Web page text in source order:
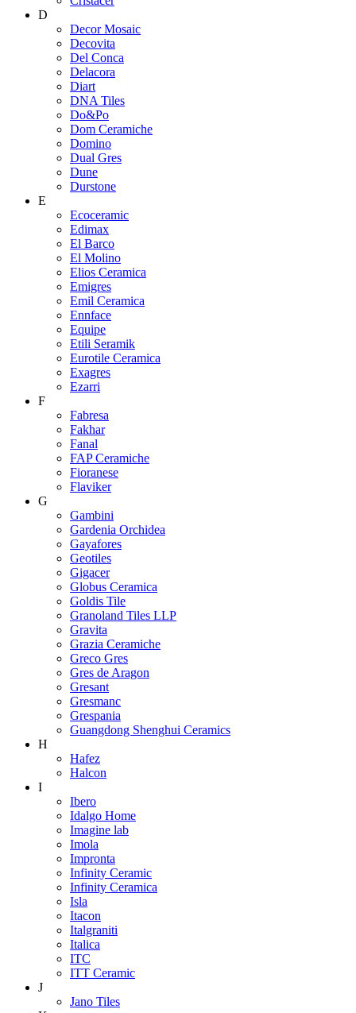
D
Decor Mosaic
Decovita
Del Conca
Delacora
Diart
DNA Tiles
Do&Po
Dom Ceramiche
Domino
Dual Gres
Dune
Durstone
E
Ecoceramic
Edimax
El Barco
El Molino
Elios Ceramica
Emigres
Emil Ceramica
Ennface
Equipe
Etili Seramik
Eurotile Ceramica
Exagres
Ezarri
F
Fabresa
Fakhar
Fanal
FAP Ceramiche
Fioranese
Flaviker
G
Gambini
Gardenia Orchidea
Gayafores
Geotiles
Gigacer
Globus Ceramica
Goldis Tile
Granoland Tiles LLP
Gravita
Grazia Ceramiche
Greco Gres
Gres de Aragon
Gresant
Gresmanc
Grespania
Guangdong Shenghui Ceramics
H
Hafez
Halcon
I
Ibero
Idalgo Home
Imagine lab
Imola
Impronta
Infinity Ceramic
Infinity Ceramica
Isla
Itacon
Italgraniti
Italica
ITC
ITT Ceramic
J
Jano Tiles